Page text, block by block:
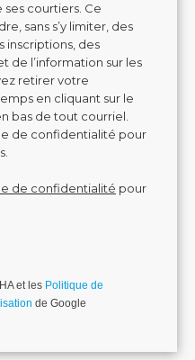
ses courtiers. Ce
sans s’y limiter, des
inscriptions, des
de l’information sur les
retirer votre
en cliquant sur le
bas de tout courriel.
de confidentialité pour
de confidentialité pour
pas un robot.
et les Politique de
de Google